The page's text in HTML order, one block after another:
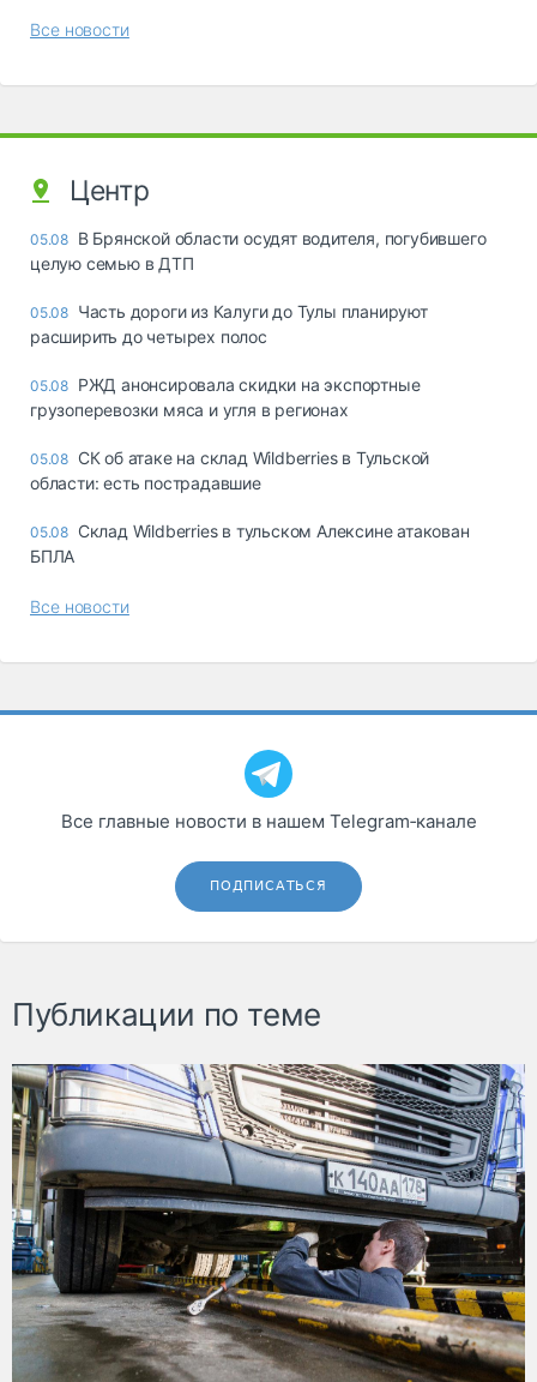
Все новости
Центр
05.08 В Брянской области осудят водителя, погубившего
целую семью в ДТП
05.08 Часть дороги из Калуги до Тулы планируют
расширить до четырех полос
05.08 РЖД анонсировала скидки на экспортные
грузоперевозки мяса и угля в регионах
05.08 СК об атаке на склад Wildberries в Тульской
области: есть пострадавшие
05.08 Склад Wildberries в тульском Алексине атакован
БПЛА
Все новости
Все главные новости в нашем Telegram‑канале
ПОДПИСАТЬСЯ
Публикации по теме